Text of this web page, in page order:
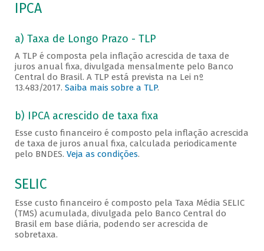
IPCA
a) Taxa de Longo Prazo - TLP
A TLP é composta pela inflação acrescida de taxa de
juros anual fixa, divulgada mensalmente pelo Banco
Central do Brasil. A TLP está prevista na Lei nº
13.483/2017. Saiba mais sobre a TLP.
b) IPCA acrescido de taxa fixa
Esse custo financeiro é composto pela inflação acrescida
de taxa de juros anual fixa, calculada periodicamente
pelo BNDES. Veja as condições.
SELIC
Esse custo financeiro é composto pela Taxa Média SELIC
(TMS) acumulada, divulgada pelo Banco Central do
Brasil em base diária, podendo ser acrescida de
sobretaxa.